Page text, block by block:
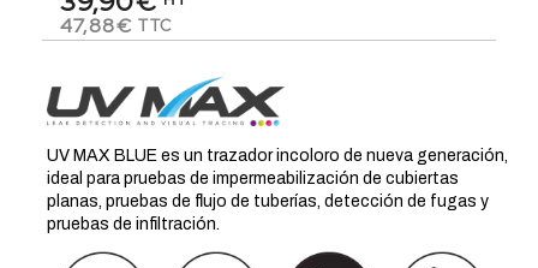
47,88€ TTC
UV MAX BLUE es un trazador incoloro de nueva generación,
ideal para pruebas de impermeabilización de cubiertas
planas, pruebas de flujo de tuberías, detección de fugas y
pruebas de infiltración.